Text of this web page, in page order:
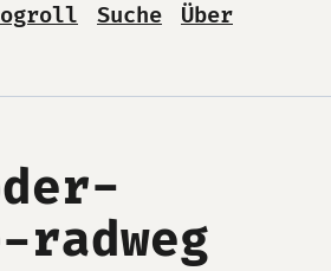
Suche
Über
radweg